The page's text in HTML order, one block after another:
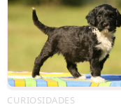
CURIOSIDADES